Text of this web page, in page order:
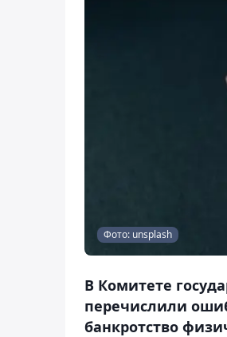
Фото: unsplash
В Комитете
перечислили
банкротство